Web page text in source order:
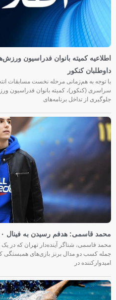
اطلاعیه کمیته بانوان فدراسیون
داوطلبان کنکور
با توجه به هم‌زمانی مرحله نخست مسابقات
سراسری (کنکور)، کمیته بانوان فدراسیون
جلوگیری از تداخل برنامه‌های
محمد قاسمی: هدفم رسیدن به فینال ۴۰۰ متر بازی‌های آسیایی ناگویاست
محمد قاسمی، شناگر آینده‌دار تهران که در یک
جمله کسب دو مدال برنز بازی‌های همبستگی
امیدوارکننده در